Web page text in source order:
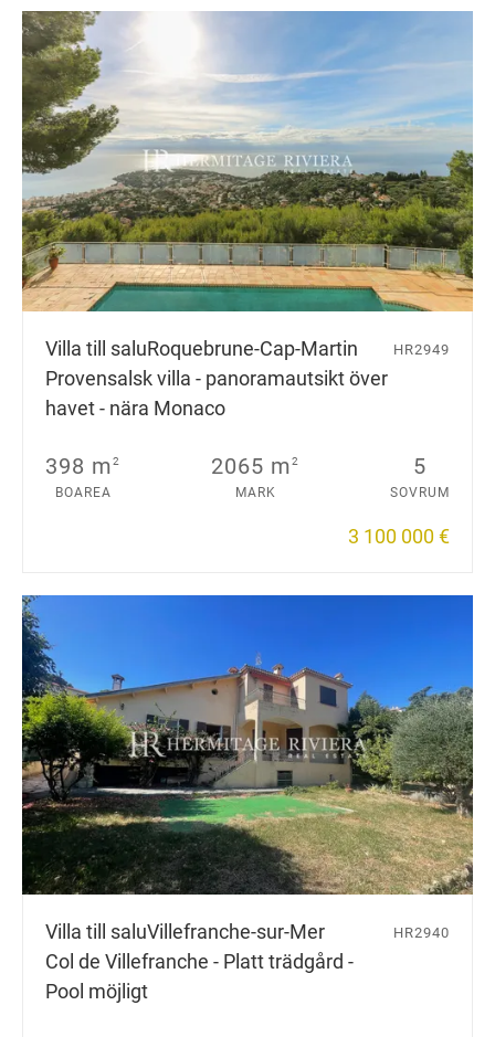
Villa till saluRoquebrune-Cap-Martin
Provensalsk villa - panoramautsikt över
havet - nära Monaco
HR2949
398 m2
BOAREA
2065 m2
MARK
5
SOVRUM
3 100 000 €
Villa till saluVillefranche-sur-Mer
Col de Villefranche - Platt trädgård -
Pool möjligt
HR2940